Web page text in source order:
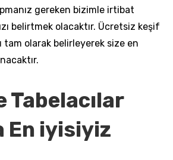
gereken bizimle irtibat
belirtmek olacaktır. Ücretsiz keşif
tam olarak belirleyerek size en
Tabelacılar
En iyisiyiz